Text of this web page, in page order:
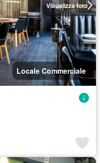
Visualizza foto
Locale Commerciale